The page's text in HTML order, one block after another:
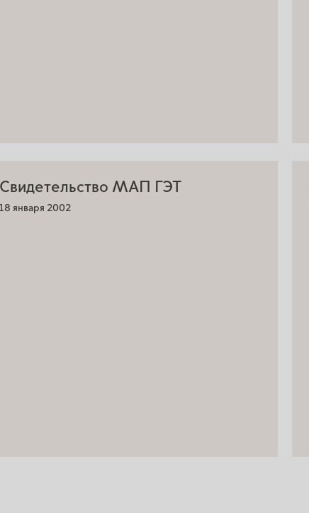
Свидетельство МАП ГЭТ
18 января 2002